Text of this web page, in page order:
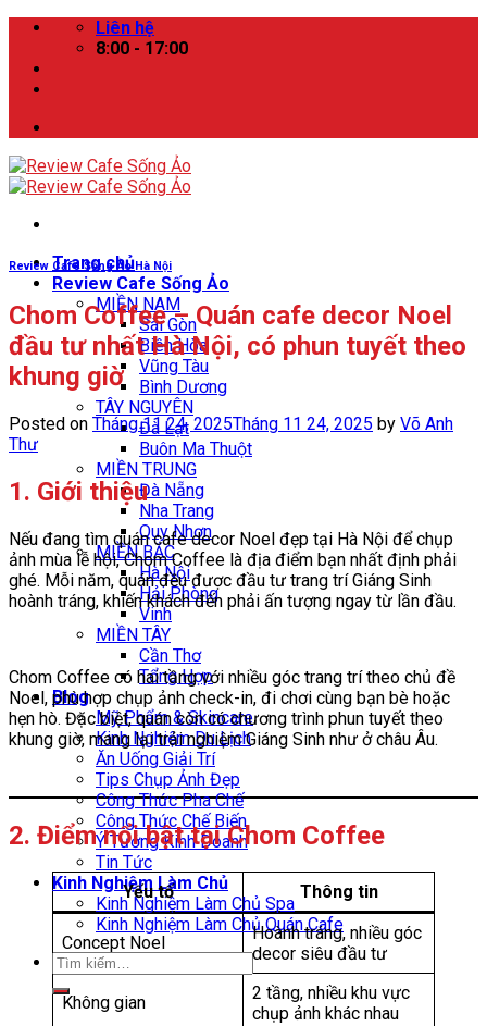
Skip
content
Liên hệ
8:00 - 17:00
Trang chủ
Review Cafe Sống Ảo
MIỀN NAM
Sài Gòn
Biên Hòa
Vũng Tàu
Bình Dương
TÂY NGUYÊN
Đà Lạt
Buôn Ma Thuột
MIỀN TRUNG
Đà Nẵng
Nha Trang
Quy Nhơn
MIỀN BẮC
Hà Nội
Hải Phòng
Vinh
MIỀN TÂY
Cần Thơ
Tổng Hợp
Blog
Mỹ Phẩm & Skincare
Kinh Nghiệm Du Lịch
Ăn Uống Giải Trí
Tips Chụp Ảnh Đẹp
Công Thức Pha Chế
Công Thức Chế Biến
Ý Tưởng Kinh Doanh
Tin Tức
Kinh Nghiệm Làm Chủ
Kinh Nghiệm Làm Chủ Spa
Kinh Nghiệm Làm Chủ Quán Cafe
Tìm
kiếm:
Review Cafe Sống Ảo Hà Nội
Chom Coffee – Quán cafe decor Noel
đầu tư nhất Hà Nội, có phun tuyết theo
khung giờ
Posted on Tháng 11 24, 2025Tháng 11 24, 2025 by Võ Anh
Thư
1. Giới thiệu
Nếu đang tìm quán cafe decor Noel đẹp tại Hà Nội để chụp
ảnh mùa lễ hội, Chom Coffee là địa điểm bạn nhất định phải
ghé. Mỗi năm, quán đều được đầu tư trang trí Giáng Sinh
hoành tráng, khiến khách đến phải ấn tượng ngay từ lần đầu.
Chom Coffee có hai tầng với nhiều góc trang trí theo chủ đề
Noel, phù hợp chụp ảnh check-in, đi chơi cùng bạn bè hoặc
hẹn hò. Đặc biệt, quán còn có chương trình phun tuyết theo
khung giờ, mang lại trải nghiệm Giáng Sinh như ở châu Âu.
2. Điểm nổi bật tại Chom Coffee
Yếu tố Thông tin
Concept Noel
Hoành tráng, nhiều góc
decor siêu đầu tư
Không gian
2 tầng, nhiều khu vực
chụp ảnh khác nhau